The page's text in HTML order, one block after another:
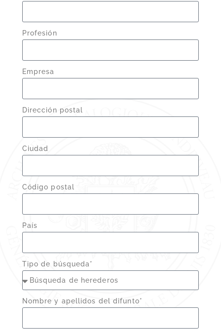
Profesión
Empresa
Dirección postal
Ciudad
Código postal
País
Tipo de búsqueda*
Nombre y apellidos del difunto*